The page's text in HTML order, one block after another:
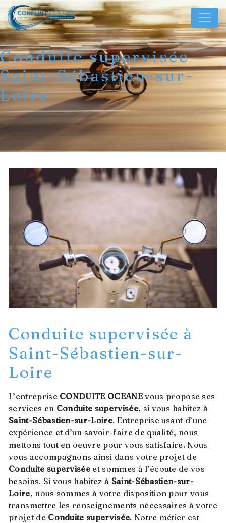
Panneau de gestion des cookies
Conduite supervisée
Saint-Sébastien-sur-
Loire
Conduite supervisée à
Saint-Sébastien-sur-
Loire
L’entreprise CONDUITE OCEANEvous propose ses
services en Conduite supervisée, si vous habitez à
Saint-Sébastien-sur-Loire. Entreprise usant d’une
expérience et d’un savoir-faire de qualité, nous
mettons tout en oeuvre pour vous satisfaire. Nous
vous accompagnons ainsi dans votre projet de
Conduite supervisée et sommes à l’écoute de vos
besoins. Si vous habitez à Saint-Sébastien-sur-
Loire, nous sommes à votre disposition pour vous
transmettre les renseignements nécessaires à votre
projet de Conduite supervisée. Notre métier est